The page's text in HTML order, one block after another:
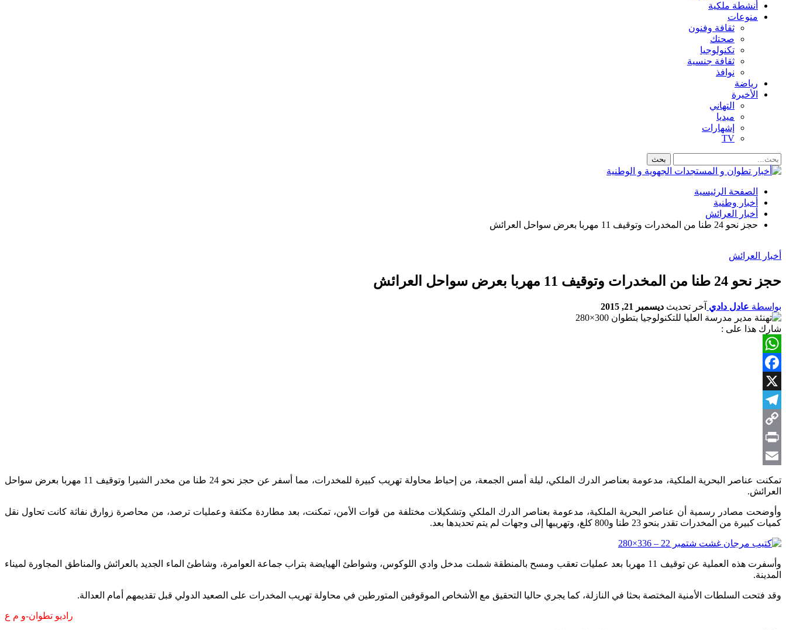
أنشطة ملكية
منوعات
ثقافة وفنون
صحتك
تكنولوجيا
ثقافة جنسية
نوافذ
رياضة
الأخيرة
التهاني
ميديا
إشهارات
TV
الصفحة الرئيسية
أخبار وطنية
أخبار العرائش
حجز نحو 24 طنا من المخدرات وتوقيف 11 مهربا بعرض سواحل العرائش
أخبار العرائش
حجز نحو 24 طنا من المخدرات وتوقيف 11 مهربا بعرض سواحل العرائش
بواسطة عادل دادي آخر تحديث ديسمبر 21, 2015
شارك هذا على :
WhatsApp
Facebook
X
Telegram
Copy
Link
Print
Email
تمكنت عناصر البحرية الملكية، مدعومة بعناصر الدرك الملكي، ليلة أمس الجمعة، من إحباط محاولة تهريب كبيرة للمخدرات، مما أسفر عن حجز نحو 24 طنا من مخدر الشيرا وتوقيف 11 مهربا بعرض سواحل
العرائش.
وأوضحت مصادر رسمية أن عناصر البحرية الملكية، مدعومة بعناصر الدرك الملكي وتشكيلات مختلفة من قوات الأمن، تمكنت، بعد مطاردة مكثفة وعمليات ترصد، من محاصرة زوارق نفاثة كانت تحاول نقل
كميات كبيرة من المخدرات تقدر بنحو 23 طنا و800 كلغ، وتهريبها إلى وجهات لم يتم تحديدها بعد.
وأسفرت هذه العملية عن توقيف 11 مهربا بعد عمليات تعقب ومسح بالمنطقة شملت مدخل وادي اللوكوس، وشواطئ الهيايضة بتراب جماعة العوامرة، وشاطئ الماء الجديد بالعرائش والمناطق المجاورة لميناء
المدينة.
وقد فتحت السلطات الأمنية المختصة بحثا في النازلة، كما يجري حاليا التحقيق مع الأشخاص الموقوفين المتورطين في محاولة تهريب المخدرات على الصعيد الدولي قبل تقديمهم أمام العدالة.
راديو تطوان-و م ع